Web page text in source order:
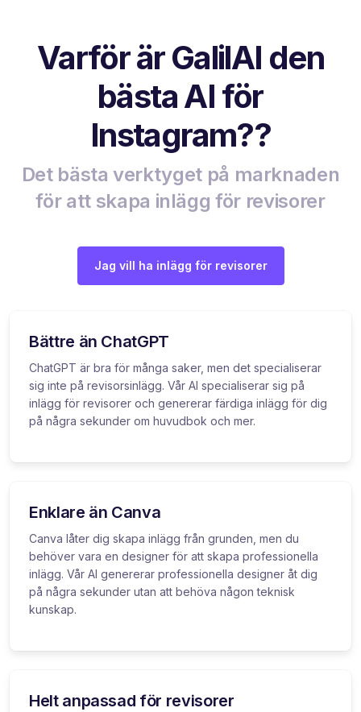
Varför är GalilAI den
bästa AI för
Instagram??
Det bästa verktyget på marknaden
för att skapa inlägg för revisorer
Jag vill ha inlägg för revisorer
Bättre än ChatGPT
ChatGPT är bra för många saker, men det specialiserar
sig inte på revisorsinlägg. Vår AI specialiserar sig på
inlägg för revisorer och genererar färdiga inlägg för dig
på några sekunder om huvudbok och mer.
Enklare än Canva
Canva låter dig skapa inlägg från grunden, men du
behöver vara en designer för att skapa professionella
inlägg. Vår AI genererar professionella designer åt dig
på några sekunder utan att behöva någon teknisk
kunskap.
Helt anpassad för revisorer